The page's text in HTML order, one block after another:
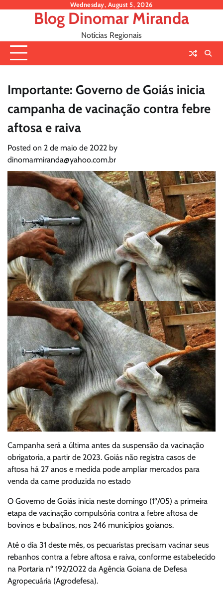
Wednesday, August 5, 2026
Blog Dinomar Miranda
Notícias Regionais
Importante: Governo de Goiás inicia
campanha de vacinação contra febre
aftosa e raiva
Posted on 2 de maio de 2022 by
dinomarmiranda@yahoo.com.br
Campanha será a última antes da suspensão da vacinação
obrigatoria, a partir de 2023. Goiás não registra casos de
aftosa há 27 anos e medida pode ampliar mercados para
venda da carne produzida no estado
O Governo de Goiás inicia neste domingo (1º/05) a primeira
etapa de vacinação compulsória contra a febre aftosa de
bovinos e bubalinos, nos 246 municípios goianos.
Até o dia 31 deste mês, os pecuaristas precisam vacinar seus
rebanhos contra a febre aftosa e raiva, conforme estabelecido
na Portaria nº 192/2022 da Agência Goiana de Defesa
Agropecuária (Agrodefesa).